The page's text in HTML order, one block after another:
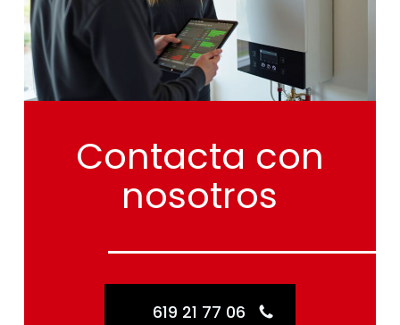
Contacta con
nosotros
619 21 77 06